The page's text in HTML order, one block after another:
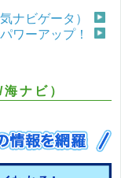
ナビゲータ）
ワーアップ！
ナビ）